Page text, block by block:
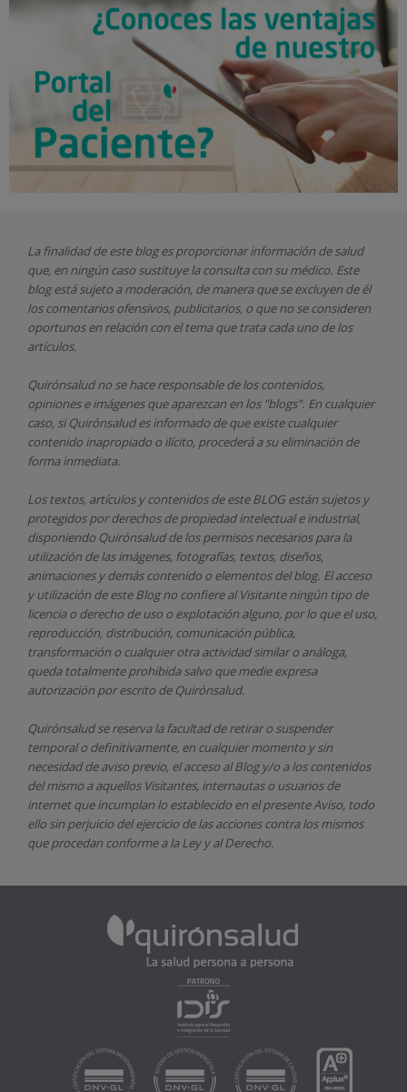
La finalidad de este blog es proporcionar información de salud
que, en ningún caso sustituye la consulta con su médico. Este
blog está sujeto a moderación, de manera que se excluyen de él
los comentarios ofensivos, publicitarios, o que no se consideren
oportunos en relación con el tema que trata cada uno de los
artículos.
Quirónsaludno se hace responsable de los contenidos,
opiniones e imágenes que aparezcan en los "blogs". En cualquier
caso, si Quirónsaludes informado de que existe cualquier
contenido inapropiado o ilícito, procederá a su eliminación de
forma inmediata.
Los textos, artículos y contenidos de este BLOG están sujetos y
protegidos por derechos de propiedad intelectual e industrial,
disponiendo Quirónsaludde los permisos necesarios para la
utilización de las imágenes, fotografías, textos, diseños,
animaciones y demás contenido o elementos del blog. El acceso
y utilización de este Blog no confiere al Visitante ningún tipo de
licencia o derecho de uso o explotación alguno, por lo que el uso,
reproducción, distribución, comunicación pública,
transformación o cualquier otra actividad similar o análoga,
queda totalmente prohibida salvo que medie expresa
autorización por escrito de Quirónsalud.
Quirónsaludse reserva la facultad de retirar o suspender
temporal o definitivamente, en cualquier momento y sin
necesidad de aviso previo, el acceso al Blog y/o a los contenidos
del mismo a aquellos Visitantes, internautas o usuarios de
internet que incumplan lo establecido en el presente Aviso, todo
ello sin perjuicio del ejercicio de las acciones contra los mismos
que procedan conforme a la Ley y al Derecho.